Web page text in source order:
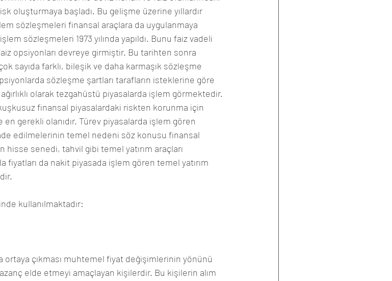
oluşturmaya başladı. Bu gelişme üzerine yıllardır
sözleşmeleri finansal araçlara da uygulanmaya
sözleşmeleri 1973 yılında yapıldı. Bunu faiz vadeli
opsiyonları devreye girmiştir. Bu tarihten sonra
sayıda farklı, bileşik ve daha karmaşık sözleşme
sözleşme şartları tarafların isteklerine göre
olarak tezgahüstü piyasalarda işlem görmektedir.
finansal piyasalardaki riskten korunma için
gerekli olanıdır. Türev piyasalarda işlem gören
edilmelerinin temel nedeni söz konusu finansal
senedi, tahvil gibi temel yatırım araçları
fiyatları da nakit piyasada işlem gören temel yatırım
kullanılmaktadır:
çıkması muhtemel fiyat değişimlerinin yönünü
elde etmeyi amaçlayan kişilerdir. Bu kişilerin alım